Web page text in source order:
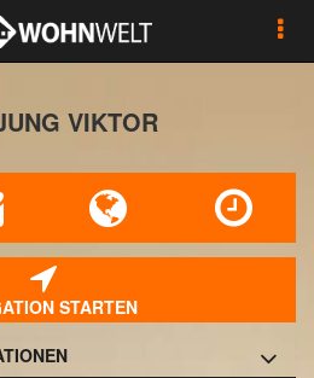
VIKTOR
STARTEN